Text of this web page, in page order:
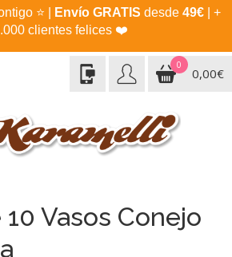
⭐ Envío GRATIS desde 49€| +
clientes felices ❤️
0
0,00€
Vasos Conejo